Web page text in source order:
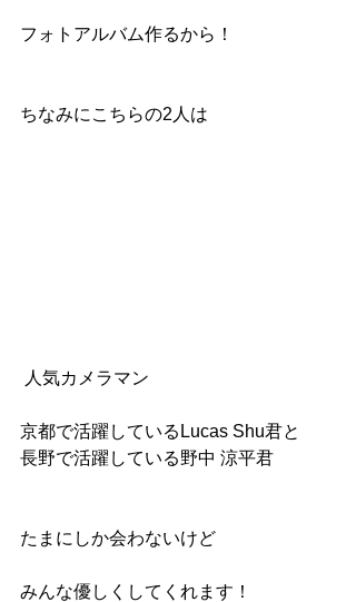
フォトアルバム作るから！
ちなみにこちらの2人は
人気カメラマン
京都で活躍しているLucas Shu君と
長野で活躍している野中 涼平君
たまにしか会わないけど
みんな優しくしてくれます！